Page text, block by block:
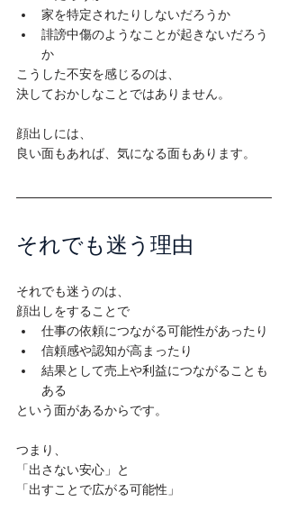
家を特定されたりしないだろうか
誹謗中傷のようなことが起きないだろう
か
こうした不安を感じるのは、
決しておかしなことではありません。
顔出しには、
良い面もあれば、気になる面もあります。
それでも迷う理由
それでも迷うのは、
顔出しをすることで
仕事の依頼につながる可能性があったり
信頼感や認知が高まったり
結果として売上や利益につながることも
ある
という面があるからです。
つまり、
「出さない安心」と
「出すことで広がる可能性」